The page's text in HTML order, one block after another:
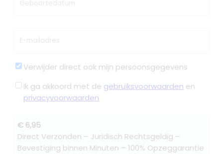
Geboortedatum
E-mailadres
Verwijder direct ook mijn persoonsgegevens
Ik ga akkoord met de gebruiksvoorwaarden en
privacyvoorwaarden
€ 6,95
Direct Verzonden – Juridisch Rechtsgeldig –
Bevestiging binnen Minuten – 100% Opzeggarantie